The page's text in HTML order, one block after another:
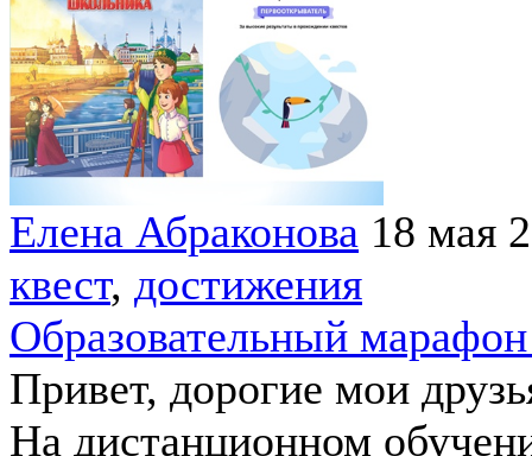
Елена Абраконова 18 мая
квест, достижения
Образовательный
Привет, дорогие мои
На дистанционном